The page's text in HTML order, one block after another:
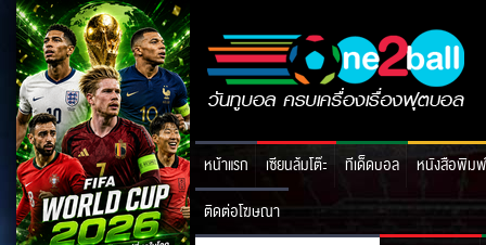
หน้าแรก เซียนล้มโต๊ะ ทีเด็ดบอล
หนังสือพิมพ์
ติดต่อโฆษณา